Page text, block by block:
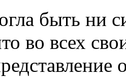
быть ни
во всех